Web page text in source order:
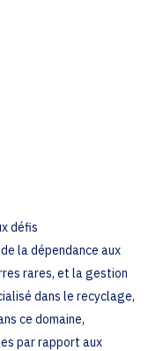
défis
la dépendance aux
rares, et la gestion
dans le recyclage,
ce domaine,
par rapport aux